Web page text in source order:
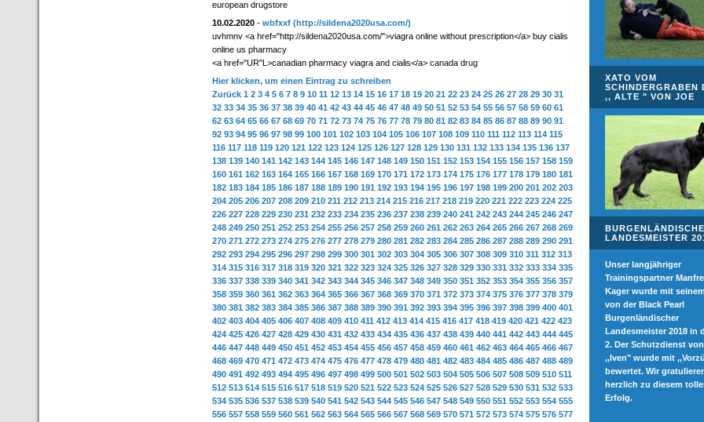
european drugstore
10.02.2020 - wbfxxf (http://sildena2020usa.com/)
uvhmnv <a href="http://sildena2020usa.com/">viagra online without prescription</a> buy cialis
online us pharmacy
<a href="UR"L>canadian pharmacy viagra and cialis</a> canada drug
Hier klicken, um einen Eintrag zu schreiben
Zurück 1 2 3 4 5 6 7 8 9 10 11 12 13 14 15 16 17 18 19 20 21 22 23 24 25 26 27 28 29 30 31
32 33 34 35 36 37 38 39 40 41 42 43 44 45 46 47 48 49 50 51 52 53 54 55 56 57 58 59 60 61
62 63 64 65 66 67 68 69 70 71 72 73 74 75 76 77 78 79 80 81 82 83 84 85 86 87 88 89 90 91
92 93 94 95 96 97 98 99 100 101 102 103 104 105 106 107 108 109 110 111 112 113 114 115
116 117 118 119 120 121 122 123 124 125 126 127 128 129 130 131 132 133 134 135 136 137
138 139 140 141 142 143 144 145 146 147 148 149 150 151 152 153 154 155 156 157 158 159
160 161 162 163 164 165 166 167 168 169 170 171 172 173 174 175 176 177 178 179 180 181
182 183 184 185 186 187 188 189 190 191 192 193 194 195 196 197 198 199 200 201 202 203
204 205 206 207 208 209 210 211 212 213 214 215 216 217 218 219 220 221 222 223 224 225
226 227 228 229 230 231 232 233 234 235 236 237 238 239 240 241 242 243 244 245 246 247
248 249 250 251 252 253 254 255 256 257 258 259 260 261 262 263 264 265 266 267 268 269
270 271 272 273 274 275 276 277 278 279 280 281 282 283 284 285 286 287 288 289 290 291
292 293 294 295 296 297 298 299 300 301 302 303 304 305 306 307 308 309 310 311 312 313
314 315 316 317 318 319 320 321 322 323 324 325 326 327 328 329 330 331 332 333 334 335
336 337 338 339 340 341 342 343 344 345 346 347 348 349 350 351 352 353 354 355 356 357
358 359 360 361 362 363 364 365 366 367 368 369 370 371 372 373 374 375 376 377 378 379
380 381 382 383 384 385 386 387 388 389 390 391 392 393 394 395 396 397 398 399 400 401
402 403 404 405 406 407 408 409 410 411 412 413 414 415 416 417 418 419 420 421 422 423
424 425 426 427 428 429 430 431 432 433 434 435 436 437 438 439 440 441 442 443 444 445
446 447 448 449 450 451 452 453 454 455 456 457 458 459 460 461 462 463 464 465 466 467
468 469 470 471 472 473 474 475 476 477 478 479 480 481 482 483 484 485 486 487 488 489
490 491 492 493 494 495 496 497 498 499 500 501 502 503 504 505 506 507 508 509 510 511
512 513 514 515 516 517 518 519 520 521 522 523 524 525 526 527 528 529 530 531 532 533
534 535 536 537 538 539 540 541 542 543 544 545 546 547 548 549 550 551 552 553 554 555
556 557 558 559 560 561 562 563 564 565 566 567 568 569 570 571 572 573 574 575 576 577
XATO VOM
SCHINDERGRABEN
,, ALTE " VON JOE
LANDESMEISTER
Unser langjähriger
Trainingspartner
Kager wurde mit
von der Black Pearl
Burgenländischer
Landesmeister 2018 in
2. Der Schutzdienst von
,,Iven" wurde mit
bewertet. Wir
herzlich zu diesem
Erfolg.